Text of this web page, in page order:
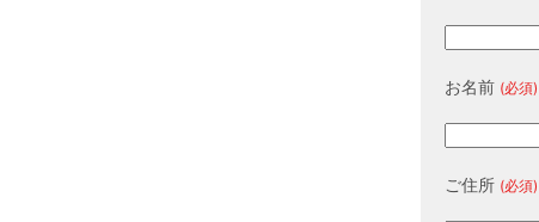
お名前 (必須)
ご住所 (必須)